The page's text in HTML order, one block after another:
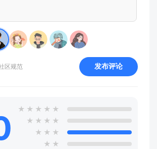
区规范 发布评论
★ ★ ★ ★ ★
★ ★ ★ ★
★ ★ ★
★ ★